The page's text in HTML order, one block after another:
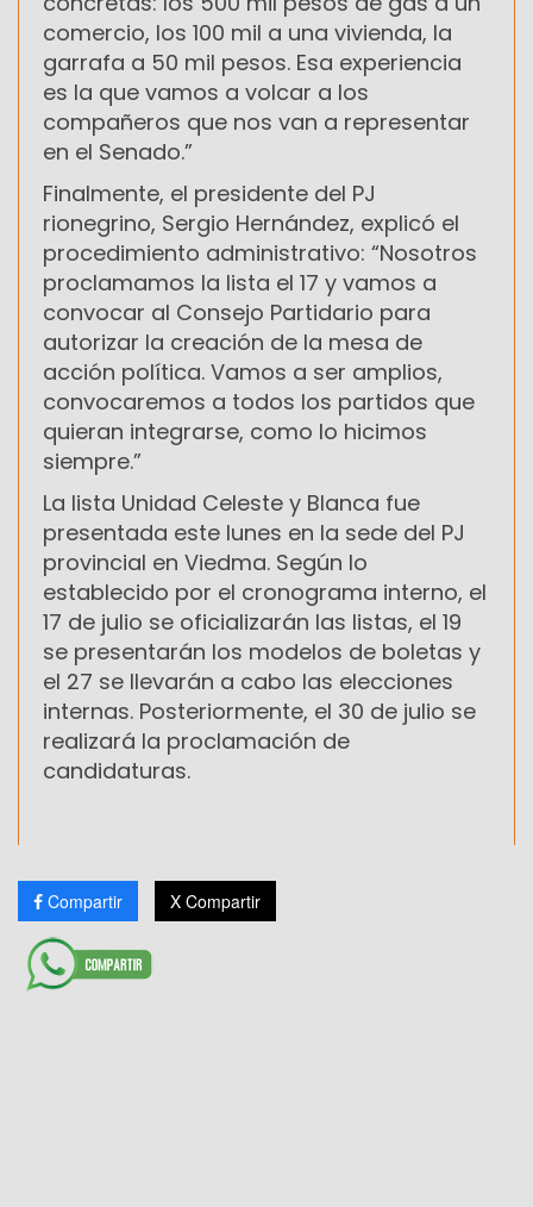
comercio, los 100 mil a una vivienda, la
garrafa a 50 mil pesos. Esa experiencia
es la que vamos a volcar a los
compañeros que nos van a representar
en el Senado.”
Finalmente, el presidente del PJ
rionegrino, Sergio Hernández, explicó el
procedimiento administrativo: “Nosotros
proclamamos la lista el 17 y vamos a
convocar al Consejo Partidario para
autorizar la creación de la mesa de
acción política. Vamos a ser amplios,
convocaremos a todos los partidos que
quieran integrarse, como lo hicimos
siempre.”
La lista Unidad Celeste y Blanca fue
presentada este lunes en la sede del PJ
provincial en Viedma. Según lo
establecido por el cronograma interno, el
17 de julio se oficializarán las listas, el 19
se presentarán los modelos de boletas y
el 27 se llevarán a cabo las elecciones
internas. Posteriormente, el 30 de julio se
realizará la proclamación de
candidaturas.
Compartir X Compartir